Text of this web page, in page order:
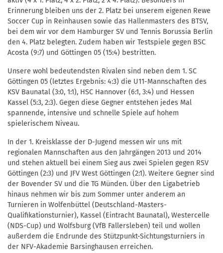
Erinnerung bleiben uns der 2. Platz bei unserem eigenen Rewe
Soccer Cup in Reinhausen sowie das Hallenmasters des BTSV,
bei dem wir vor dem Hamburger SV und Tennis Borussia Berlin
den 4. Platz belegten. Zudem haben wir Testspiele gegen BSC
Acosta (9:7) und Göttingen 05 (15:4) bestritten.
Unsere wohl bedeutendsten Rivalen sind neben dem 1. SC
Göttingen 05 (letztes Ergebnis: 4:3) die U11-Mannschaften des
KSV Baunatal (3:0, 1:1), HSC Hannover (6:1, 3:4) und Hessen
Kassel (5:3, 2:3). Gegen diese Gegner entstehen jedes Mal
spannende, intensive und schnelle Spiele auf hohem
spielerischem Niveau.
In der 1. Kreisklasse der D-Jugend messen wir uns mit
regionalen Mannschaften aus den Jahrgängen 2013 und 2014
und stehen aktuell bei einem Sieg aus zwei Spielen gegen RSV
Göttingen (2:3) und JFV West Göttingen (2:1). Weitere Gegner sind
der Bovender SV und die TG Münden. Über den Ligabetrieb
hinaus nehmen wir bis zum Sommer unter anderem an
Turnieren in Wolfenbüttel (Deutschland-Masters-
Qualifikationsturnier), Kassel (Eintracht Baunatal), Westercelle
(NDS-Cup) und Wolfsburg (VfB Fallersleben) teil und wollen
außerdem die Endrunde des Stützpunkt-Sichtungsturniers in
der NFV-Akademie Barsinghausen erreichen.